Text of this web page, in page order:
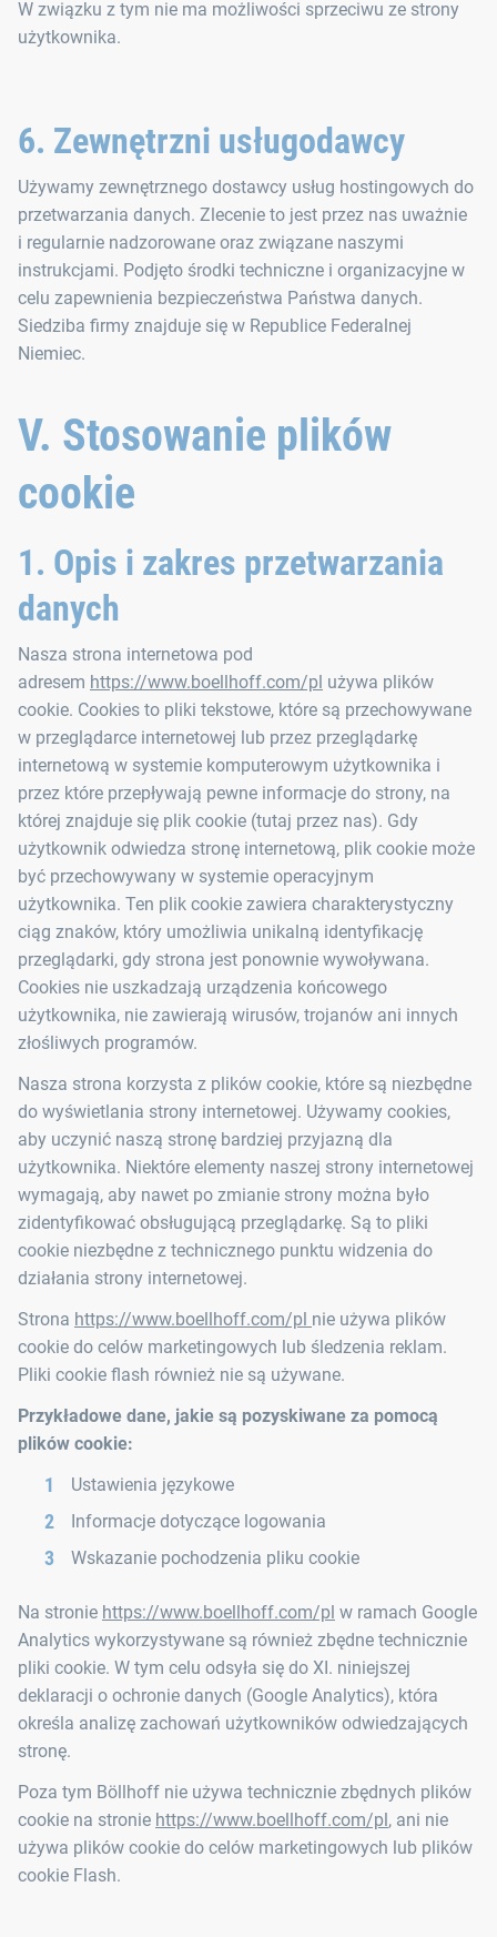
W związku z tym nie ma możliwości sprzeciwu ze strony
użytkownika.
6. Zewnętrzni usługodawcy
Używamy zewnętrznego dostawcy usług hostingowych do
przetwarzania danych. Zlecenie to jest przez nas uważnie
i regularnie nadzorowane oraz związane naszymi
instrukcjami. Podjęto środki techniczne i organizacyjne w
celu zapewnienia bezpieczeństwa Państwa danych.
Siedziba firmy znajduje się w Republice Federalnej
Niemiec.
V. Stosowanie plików
cookie
1. Opis i zakres przetwarzania
danych
Nasza strona internetowa pod
adresem https://www.boellhoff.com/pl używa plików
cookie. Cookies to pliki tekstowe, które są przechowywane
w przeglądarce internetowej lub przez przeglądarkę
internetową w systemie komputerowym użytkownika i
przez które przepływają pewne informacje do strony, na
której znajduje się plik cookie (tutaj przez nas). Gdy
użytkownik odwiedza stronę internetową, plik cookie może
być przechowywany w systemie operacyjnym
użytkownika. Ten plik cookie zawiera charakterystyczny
ciąg znaków, który umożliwia unikalną identyfikację
przeglądarki, gdy strona jest ponownie wywoływana.
Cookies nie uszkadzają urządzenia końcowego
użytkownika, nie zawierają wirusów, trojanów ani innych
złośliwych programów.
Nasza strona korzysta z plików cookie, które są niezbędne
do wyświetlania strony internetowej. Używamy cookies,
aby uczynić naszą stronę bardziej przyjazną dla
użytkownika. Niektóre elementy naszej strony internetowej
wymagają, aby nawet po zmianie strony można było
zidentyfikować obsługującą przeglądarkę. Są to pliki
cookie niezbędne z technicznego punktu widzenia do
działania strony internetowej.
Strona https://www.boellhoff.com/pl nie używa plików
cookie do celów marketingowych lub śledzenia reklam.
Pliki cookie flash również nie są używane.
Przykładowe dane, jakie są pozyskiwane za pomocą
plików cookie:
Ustawienia językowe
Informacje dotyczące logowania
Wskazanie pochodzenia pliku cookie
Na stronie https://www.boellhoff.com/pl w ramach Google
Analytics wykorzystywane są również zbędne technicznie
pliki cookie. W tym celu odsyła się do XI. niniejszej
deklaracji o ochronie danych (Google Analytics), która
określa analizę zachowań użytkowników odwiedzających
stronę.
Poza tym Böllhoff nie używa technicznie zbędnych plików
cookie na stronie https://www.boellhoff.com/pl , ani nie
używa plików cookie do celów marketingowych lub plików
cookie Flash.